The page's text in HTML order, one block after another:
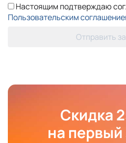
Настоящим подтверждаю
Пользовательским
Отправить
Скидка
на первый